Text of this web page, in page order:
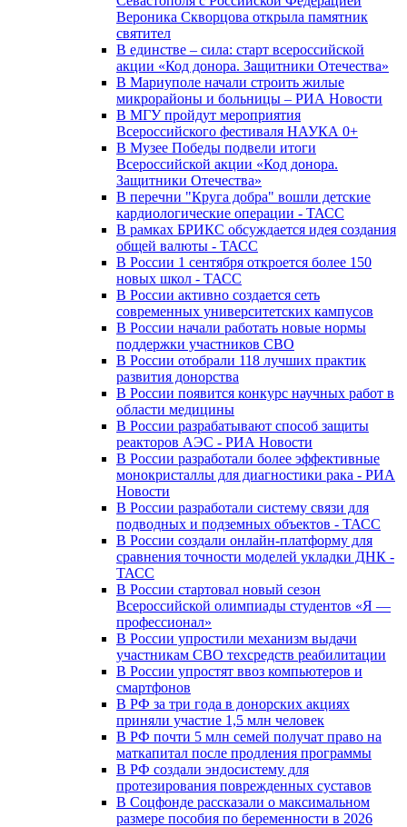
Вероника Скворцова открыла памятник
святител
В единстве – сила: старт всероссийской
акции «Код донора. Защитники Отечества»
В Мариуполе начали строить жилые
микрорайоны и больницы – РИА Новости
В МГУ пройдут мероприятия
Всероссийского фестиваля НАУКА 0+
В Музее Победы подвели итоги
Всероссийской акции «Код донора.
Защитники Отечества»
В перечни "Круга добра" вошли детские
кардиологические операции - ТАСС
В рамках БРИКС обсуждается идея создания
общей валюты - ТАСС
В России 1 сентября откроется более 150
новых школ - ТАСС
В России активно создается сеть
современных университетских кампусов
В России начали работать новые нормы
поддержки участников СВО
В России отобрали 118 лучших практик
развития донорства
В России появится конкурс научных работ в
области медицины
В России разрабатывают способ защиты
реакторов АЭС - РИА Новости
В России разработали более эффективные
монокристаллы для диагностики рака - РИА
Новости
В России разработали систему связи для
подводных и подземных объектов - ТАСС
В России создали онлайн-платформу для
сравнения точности моделей укладки ДНК -
ТАСС
В России стартовал новый сезон
Всероссийской олимпиады студентов «Я —
профессионал»
В России упростили механизм выдачи
участникам СВО техсредств реабилитации
В России упростят ввоз компьютеров и
смартфонов
В РФ за три года в донорских акциях
приняли участие 1,5 млн человек
В РФ почти 5 млн семей получат право на
маткапитал после продления программы
В РФ создали эндосистему для
протезирования поврежденных суставов
В Соцфонде рассказали о максимальном
размере пособия по беременности в 2026